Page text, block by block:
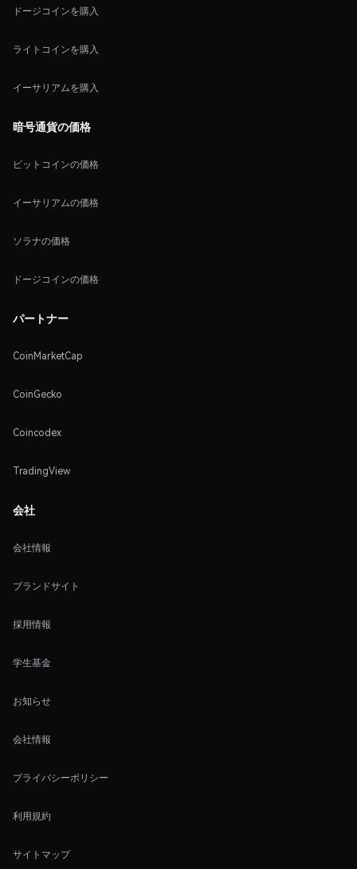
ドージコインを購入
ライトコインを購入
イーサリアムを購入
暗号通貨の価格
ビットコインの価格
イーサリアムの価格
ソラナの価格
ドージコインの価格
パートナー
CoinMarketCap
CoinGecko
Coincodex
TradingView
会社
会社情報
ブランドサイト
採用情報
学生基金
お知らせ
会社情報
プライバシーポリシー
利用規約
サイトマップ